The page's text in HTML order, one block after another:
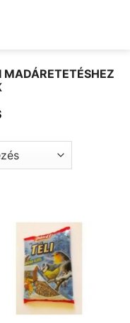
MADÁRETETÉSHEZ